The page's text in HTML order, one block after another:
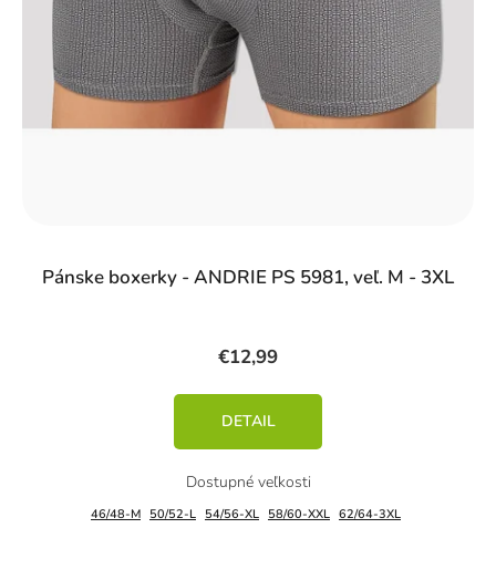
Pánske boxerky - ANDRIE PS 5981, veľ. M - 3XL
€12,99
DETAIL
46/48-M 50/52-L 54/56-XL 58/60-XXL 62/64-3XL